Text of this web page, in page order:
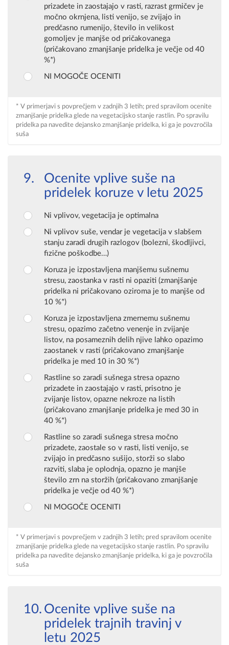
prizadete in zaostajajo v rasti, razrast grmičev je
močno okrnjena, listi venijo, se zvijajo in
predčasno rumenijo, število in velikost
gomoljev je manjše od pričakovanega
(pričakovano zmanjšanje pridelka je večje od 40
%*)
NI MOGOČE OCENITI
* V primerjavi s povprečjem v zadnjih 3 letih; pred spravilom ocenite
zmanjšanje pridelka glede na vegetacijsko stanje rastlin. Po spravilu
pridelka pa navedite dejansko zmanjšanje pridelka, ki ga je povzročila
suša
Ocenite vplive suše na
pridelek koruze v letu 2025
Ni vplivov, vegetacija je optimalna
Ni vplivov suše, vendar je vegetacija v slabšem
stanju zaradi drugih razlogov (bolezni, škodljivci,
fizične poškodbe…)
Koruza je izpostavljena manjšemu sušnemu
stresu, zaostanka v rasti ni opaziti (zmanjšanje
pridelka ni pričakovano oziroma je to manjše od
10 %*)
Koruza je izpostavljena zmernemu sušnemu
stresu, opazimo začetno venenje in zvijanje
listov, na posameznih delih njive lahko opazimo
zaostanek v rasti (pričakovano zmanjšanje
pridelka je med 10 in 30 %*)
Rastline so zaradi sušnega stresa opazno
prizadete in zaostajajo v rasti, prisotno je
zvijanje listov, opazne nekroze na listih
(pričakovano zmanjšanje pridelka je med 30 in
40 %*)
Rastline so zaradi sušnega stresa močno
prizadete, zaostale so v rasti, listi venijo, se
zvijajo in predčasno sušijo, storži so slabo
razviti, slaba je oplodnja, opazno je manjše
število zrn na storžih (pričakovano zmanjšanje
pridelka je večje od 40 %*)
NI MOGOČE OCENITI
* V primerjavi s povprečjem v zadnjih 3 letih; pred spravilom ocenite
zmanjšanje pridelka glede na vegetacijsko stanje rastlin. Po spravilu
pridelka pa navedite dejansko zmanjšanje pridelka, ki ga je povzročila
suša
Ocenite vplive suše na
pridelek trajnih travinj v
letu 2025